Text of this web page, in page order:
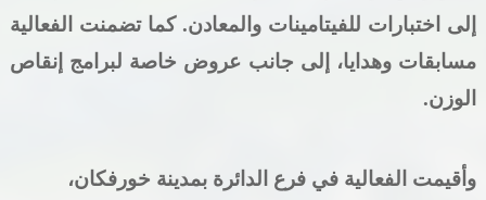
إلى اختبارات للفيتامينات والمعادن. كما تضمنت الفعالية
مسابقات وهدايا، إلى جانب عروض خاصة لبرامج إنقاص
الوزن.
وأقيمت الفعالية في فرع الدائرة بمدينة خورفكان،